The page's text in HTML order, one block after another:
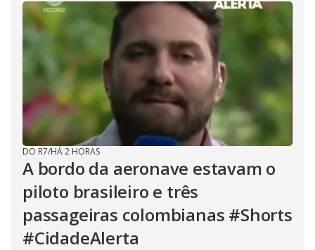
DO R7/HÁ 2 HORAS
A bordo da aeronave estavam o
piloto brasileiro e três
passageiras colombianas #Shorts
#CidadeAlerta